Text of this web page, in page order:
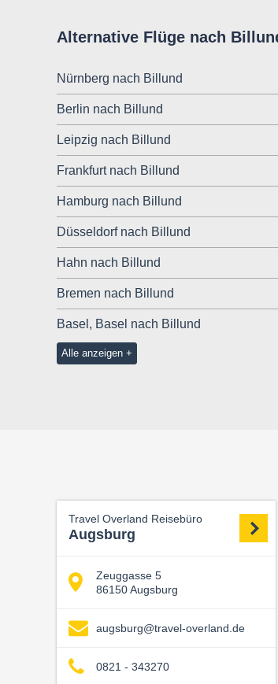
Alternative Flüge nach
Nürnberg nach Billund
Berlin nach Billund
Leipzig nach Billund
Frankfurt nach Billund
Hamburg nach Billund
Düsseldorf nach Billund
Hahn nach Billund
Bremen nach Billund
Basel, Basel nach Billund
Alle anzeigen
Travel Overland Reisebüro
Augsburg
Zeuggasse 5
86150 Augsburg
augsburg@travel-overland.de
0821 - 343270